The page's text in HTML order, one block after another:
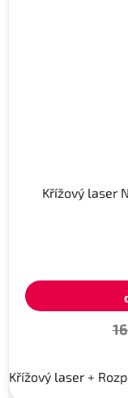
Křížový laser
Křížový laser +